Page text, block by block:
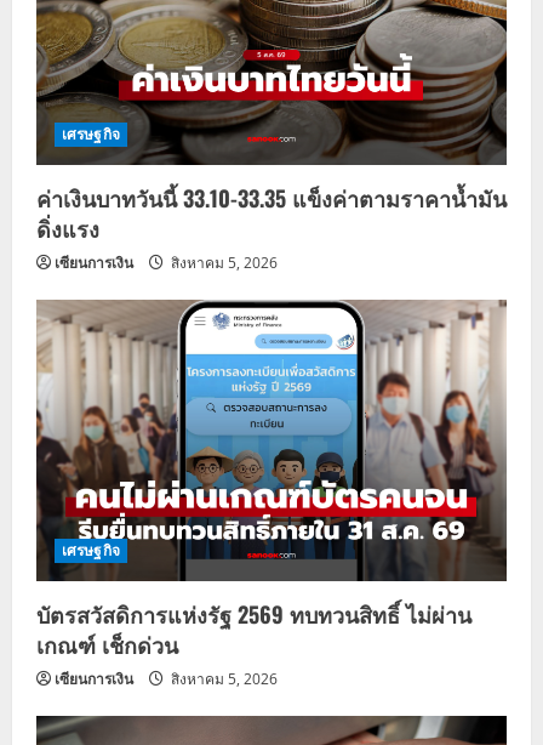
เศรษฐกิจ
ค่าเงินบาทวันนี้ 33.10-33.35 แข็งค่าตามราคาน้ำมัน
ดิ่งแรง
เซียนการเงิน สิงหาคม 5, 2026
เศรษฐกิจ
บัตรสวัสดิการแห่งรัฐ 2569 ทบทวนสิทธิ์ ไม่ผ่าน
เกณฑ์ เช็กด่วน
เซียนการเงิน สิงหาคม 5, 2026